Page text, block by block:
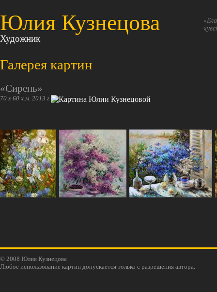
Юлия Кузнецова
Художник
Галерея картин
«Сирень»
70 х 60 х.м. 2013 г.
© 2008 Юлия Кузнецова
Любое использование картин допускается только с разрешения автора.